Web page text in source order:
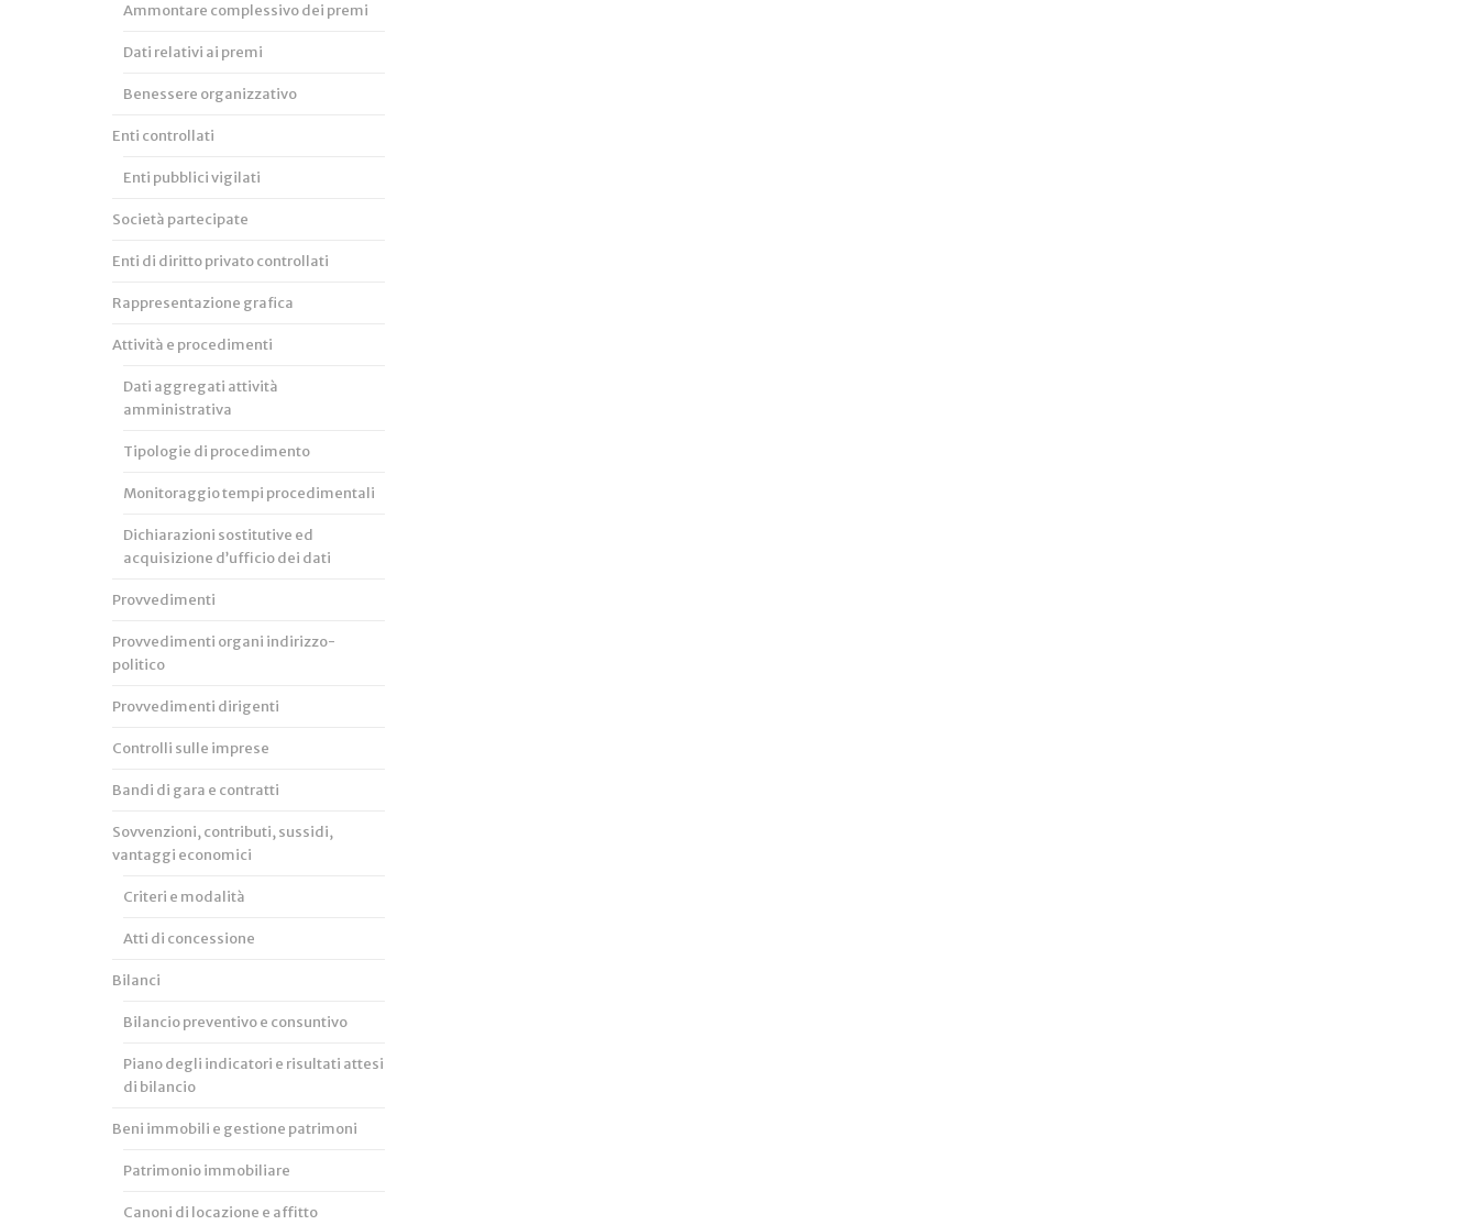
Ammontare complessivo dei premi
Dati relativi ai premi
Benessere organizzativo
Enti controllati
Enti pubblici vigilati
Società partecipate
Enti di diritto privato controllati
Rappresentazione grafica
Attività e procedimenti
Dati aggregati attività
amministrativa
Tipologie di procedimento
Monitoraggio tempi procedimentali
Dichiarazioni sostitutive ed
acquisizione d’ufficio dei dati
Provvedimenti
Provvedimenti organi indirizzo-
politico
Provvedimenti dirigenti
Controlli sulle imprese
Bandi di gara e contratti
Sovvenzioni, contributi, sussidi,
vantaggi economici
Criteri e modalità
Atti di concessione
Bilanci
Bilancio preventivo e consuntivo
Piano degli indicatori e risultati attesi
di bilancio
Beni immobili e gestione patrimoni
Patrimonio immobiliare
Canoni di locazione e affitto